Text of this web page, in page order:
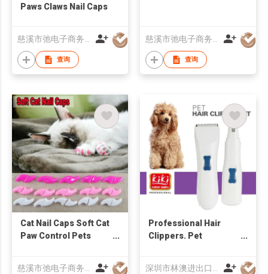
Paws Claws Nail Caps
查询 查询
Cat Nail Caps Soft Cat
Paw Control Pets
慈溪市弛电子商务有限公司
Professional Hair
Clippers. Pet
深圳市林澳进出口有限公司